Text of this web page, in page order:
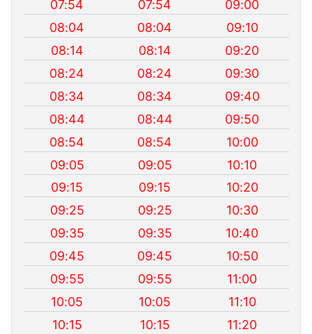
07:54
07:54
09:00
08:04
08:04
09:10
08:14
08:14
09:20
08:24
08:24
09:30
08:34
08:34
09:40
08:44
08:44
09:50
08:54
08:54
10:00
09:05
09:05
10:10
09:15
09:15
10:20
09:25
09:25
10:30
09:35
09:35
10:40
09:45
09:45
10:50
09:55
09:55
11:00
10:05
10:05
11:10
10:15
10:15 11:20